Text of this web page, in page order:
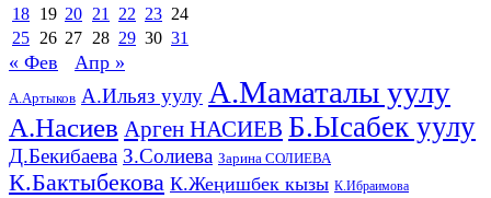
18 19 20 21 22 23 24
25 26 27 28 29 30 31
« Фев Апр »
А.Артыков А.Ильяз уулу А.Маматалы уулу
А.Насиев Арген НАСИЕВ Б.Ысабек уулу
Д.Бекибаева З.Солиева Зарина СОЛИЕВА
К.Бактыбекова К.Жеңишбек кызы К.Ибраимова